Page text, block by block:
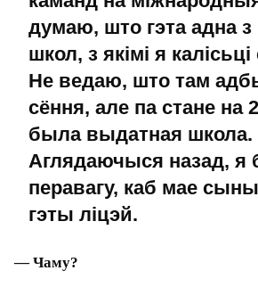
Пасля Exupery ён год вучыўся
бордынг-школе ў Швейцарыі, а
класы — у Партугаліі, таксама
выніку атрымаўся сучасны
зносінах з бацькамі часта
англійскую.
— Гэта значыць ваш досвед
рэлевантны, вы не можаце
беларускую школу і
Тады спытаем інакш: вы
міжнародных школах тое,